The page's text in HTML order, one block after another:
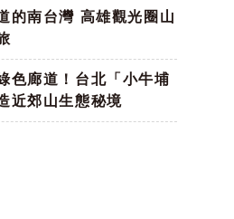
的南台灣 高雄觀光圈山
色廊道！台北「小牛埔
近郊山生態秘境